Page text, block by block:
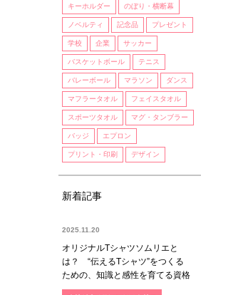
キーホルダー のぼり・横断幕
ノベルティ 記念品 プレゼント
学校 企業 サッカー
バスケットボール テニス
バレーボール マラソン ダンス
マフラータオル フェイスタオル
スポーツタオル マグ・タンブラー
バッジ エプロン
プリント・印刷 デザイン
新着記事
2025.11.20
オリジナルTシャツソムリエと
は？ “伝えるTシャツ”をつくる
ための、知識と感性を育てる資格